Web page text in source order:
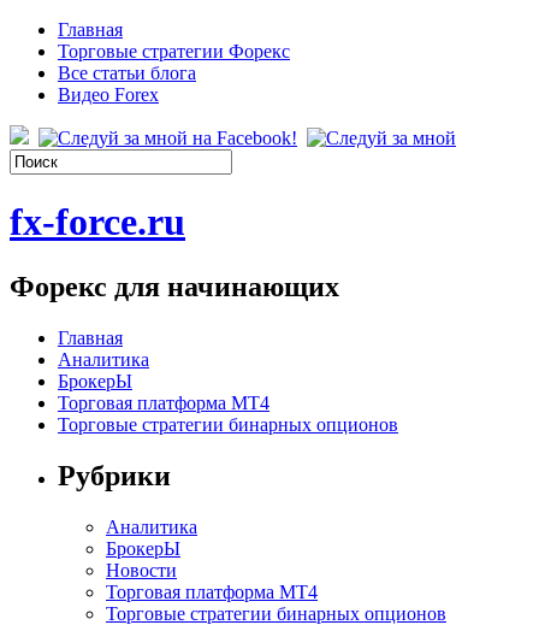
Главная
Торговые стратегии Форекс
Все статьи блога
Видео Forex
fx-force.ru
Форекс для начинающих
Главная
Аналитика
БрокерЫ
Торговая платформа МТ4
Торговые стратегии бинарных опционов
Рубрики
Аналитика
БрокерЫ
Новости
Торговая платформа МТ4
Торговые стратегии бинарных опционов